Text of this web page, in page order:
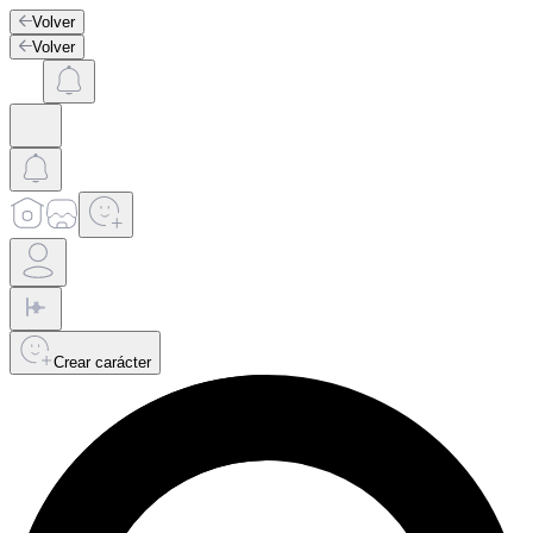
Volver
Volver
Crear carácter